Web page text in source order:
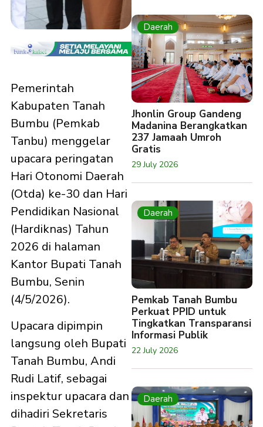
Pemerintah
Kabupaten Tanah
Bumbu (Pemkab
Tanbu) menggelar
upacara peringatan
Hari Otonomi Daerah
(Otda) ke-30 dan Hari
Pendidikan Nasional
(Hardiknas) Tahun
2026 di halaman
Kantor Bupati Tanah
Bumbu, Senin
(4/5/2026).
Upacara dipimpin
langsung oleh Bupati
Tanah Bumbu, Andi
Rudi Latif, sebagai
inspektur upacara dan
dihadiri Sekretaris
Daerah
Jhonlin Group Gandeng
Madanina Berangkatkan
237 Jamaah Umroh
Gratis
29 July 2026
Daerah
Pemkab Tanah Bumbu
Perkuat PPID untuk
Tingkatkan Transparansi
Informasi Publik
22 July 2026
Daerah